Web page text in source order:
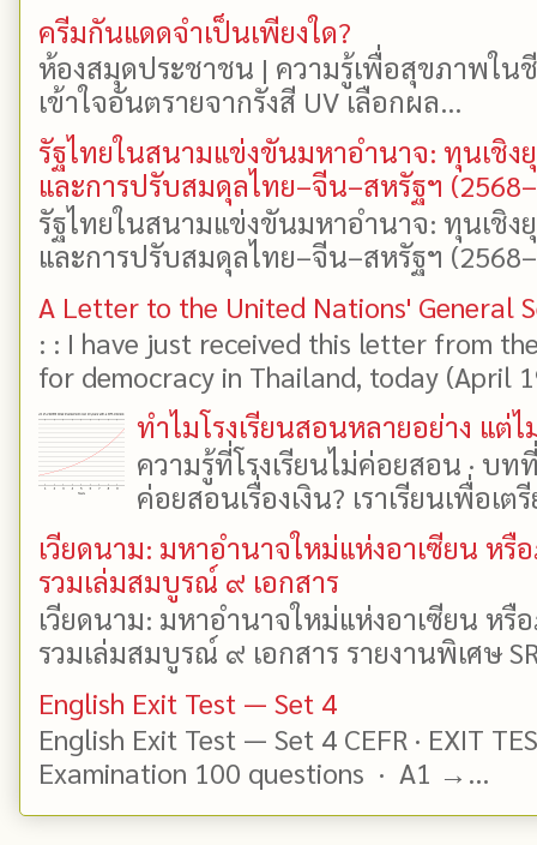
ครีมกันแดดจำเป็นเพียงใด?
ห้องสมุดประชาชน | ความรู้เพื่อสุขภาพใน
เข้าใจอันตรายจากรังสี UV เลือกผล...
รัฐไทยในสนามแข่งขันมหาอำนาจ: ทุนเชิง
และการปรับสมดุลไทย–จีน–สหรัฐฯ
รัฐไทยในสนามแข่งขันมหาอำนาจ: ทุนเชิง
และการปรับสมดุลไทย–จีน–สหรัฐฯ
A Letter to the United Nations' General
: : I have just received this letter from
for democracy in Thailand, today (April
ทำไมโรงเรียนสอนหลายอย่าง แต่ไ
ความรู้ที่โรงเรียนไม่ค่อยสอน · บ
ค่อยสอนเรื่องเงิน? เราเรียนเพื่อเต
เวียดนาม: มหาอำนาจใหม่แห่งอาเซียน ห
รวมเล่มสมบูรณ์ ๙ เอกสาร
เวียดนาม: มหาอำนาจใหม่แห่งอาเซียน ห
รวมเล่มสมบูรณ์ ๙ เอกสาร รายงานพิเศษ
English Exit Test — Set 4
English Exit Test — Set 4 CEFR · EXIT
Examination 100 questions · A1 →...